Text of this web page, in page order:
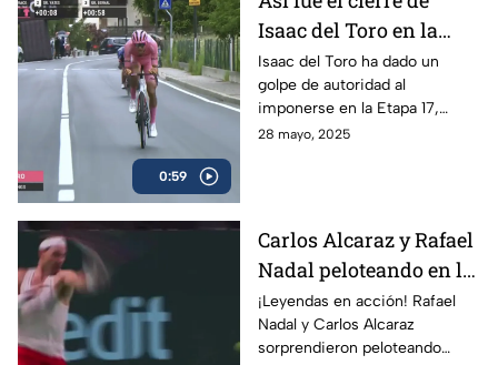
0:59
Isaac del Toro en la
Etapa 17 del Giro de
Italia
Isaac del Toro ha dado un
golpe de autoridad al
imponerse en la Etapa 17,
consolidándose como líder de
28 mayo, 2025
Carlos Alcaraz y Rafael
Nadal peloteando en la
Copa Davis
¡Leyendas en acción! Rafael
Nadal y Carlos Alcaraz
sorprendieron peloteando